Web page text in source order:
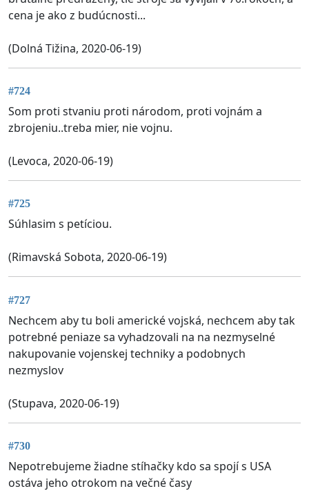
cena je ako z budúcnosti...
(Dolná Tižina, 2020-06-19)
#724
Som proti stvaniu proti národom, proti vojnám a
zbrojeniu..treba mier, nie vojnu.
(Levoca, 2020-06-19)
#725
Súhlasim s petíciou.
(Rimavská Sobota, 2020-06-19)
#727
Nechcem aby tu boli americké vojská, nechcem aby tak
potrebné peniaze sa vyhadzovali na na nezmyselné
nakupovanie vojenskej techniky a podobnych
nezmyslov
(Stupava, 2020-06-19)
#730
Nepotrebujeme žiadne stíhačky kdo sa spojí s USA
ostáva jeho otrokom na večné časy